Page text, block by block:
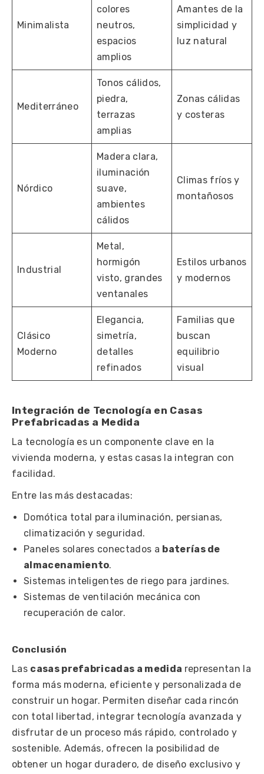
Minimalista
colores
neutros,
espacios
amplios
Amantes de la
simplicidad y
luz natural
Mediterráneo
Tonos cálidos,
piedra,
terrazas
amplias
Zonas cálidas
y costeras
Nórdico
Madera clara,
iluminación
suave,
ambientes
cálidos
Climas fríos y
montañosos
Industrial
Metal,
hormigón
visto, grandes
ventanales
Estilos urbanos
y modernos
Clásico
Moderno
Elegancia,
simetría,
detalles
refinados
Familias que
buscan
equilibrio
visual
Integración de Tecnología en Casas
Prefabricadas a Medida
La tecnología es un componente clave en la
vivienda moderna, y estas casas la integran con
facilidad.
Entre las más destacadas:
Domótica total para iluminación, persianas,
climatización y seguridad.
Paneles solares conectados a baterías de
almacenamiento.
Sistemas inteligentes de riego para jardines.
Sistemas de ventilación mecánica con
recuperación de calor.
Conclusión
Las casas prefabricadas a medida representan la
forma más moderna, eficiente y personalizada de
construir un hogar. Permiten diseñar cada rincón
con total libertad, integrar tecnología avanzada y
disfrutar de un proceso más rápido, controlado y
sostenible. Además, ofrecen la posibilidad de
obtener un hogar duradero, de diseño exclusivo y